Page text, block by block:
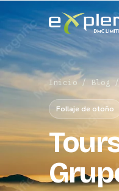
Inicio / Blog /
Follaje de otoño